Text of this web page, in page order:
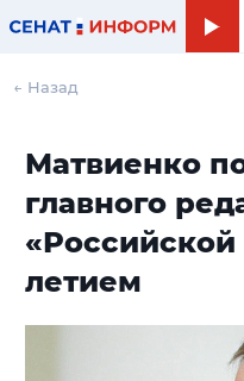
← Назад
Матвиенко
главного
«Российской
летием